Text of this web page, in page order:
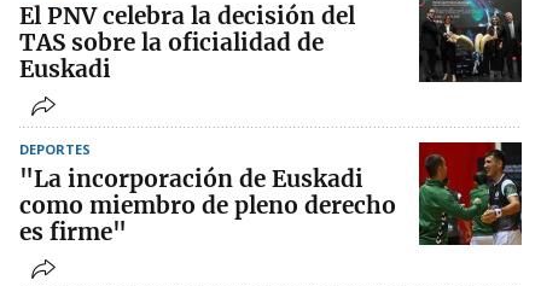
El PNV celebra la decisión del
TAS sobre la oficialidad de
Euskadi
DEPORTES
"La incorporación de Euskadi
como miembro de pleno derecho
es firme"